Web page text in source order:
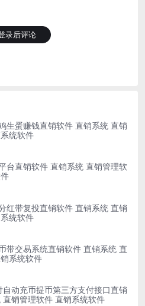
录后评论
生蛋赚钱直销软件 直销系统 直销
统软件
台直销软件 直销系统 直销管理软
红带复投直销软件 直销系统 直销
统软件
带交易系统直销软件 直销系统 直
系统软件
自动充币提币第三方支付接口直销
销管理软件 直销系统软件